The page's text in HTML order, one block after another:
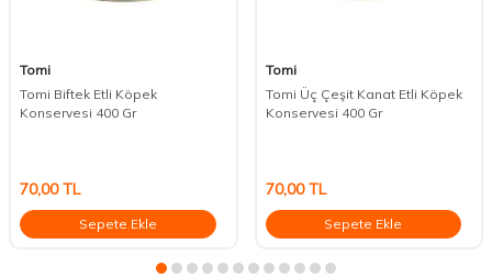
Tomi
Tomi Biftek Etli Köpek
Konservesi 400 Gr
70,00TL
Sepete Ekle
Tomi
Tomi Üç Çeşit Kanat Etli Köpek
Konservesi 400 Gr
70,00TL
Sepete Ekle